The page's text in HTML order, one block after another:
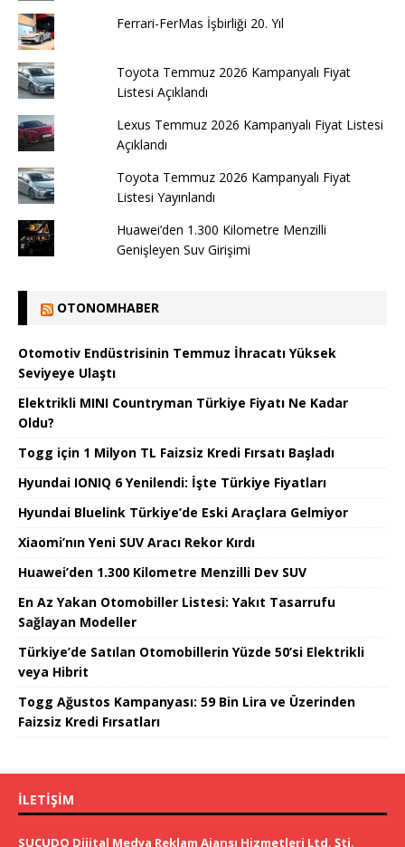
Ferrari-FerMas İşbirliği 20. Yıl
Toyota Temmuz 2026 Kampanyalı Fiyat
Listesi Açıklandı
Lexus Temmuz 2026 Kampanyalı Fiyat Listesi
Açıklandı
Toyota Temmuz 2026 Kampanyalı Fiyat
Listesi Yayınlandı
Huawei’den 1.300 Kilometre Menzilli
Genişleyen Suv Girişimi
OTONOMHABER
Otomotiv Endüstrisinin Temmuz İhracatı Yüksek
Seviyeye Ulaştı
Elektrikli MINI Countryman Türkiye Fiyatı Ne Kadar
Oldu?
Togg için 1 Milyon TL Faizsiz Kredi Fırsatı Başladı
Hyundai IONIQ 6 Yenilendi: İşte Türkiye Fiyatları
Hyundai Bluelink Türkiye’de Eski Araçlara Gelmiyor
Xiaomi’nın Yeni SUV Aracı Rekor Kırdı
Huawei’den 1.300 Kilometre Menzilli Dev SUV
En Az Yakan Otomobiller Listesi: Yakıt Tasarrufu
Sağlayan Modeller
Türkiye’de Satılan Otomobillerin Yüzde 50’si Elektrikli
veya Hibrit
Togg Ağustos Kampanyası: 59 Bin Lira ve Üzerinden
Faizsiz Kredi Fırsatları
İLETIŞIM
SUCUDO Dijital Medya Reklam Ajansı Hizmetleri Ltd. Şti.